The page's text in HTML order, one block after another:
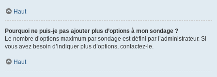
Haut
Pourquoi ne puis-je pas ajouter plus d’options à mon sondage ?
Le nombre d’options maximum par sondage est défini par l’administrateur. Si
vous avez besoin d’indiquer plus d’options, contactez-le.
Haut